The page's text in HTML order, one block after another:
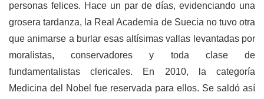
personas felices. Hace un par de días, evidenciando una
grosera tardanza, la Real Academia de Suecia no tuvo otra
que animarse a burlar esas altísimas vallas levantadas por
moralistas, conservadores y toda clase de
fundamentalistas clericales. En 2010, la categoría
Medicina del Nobel fue reservada para ellos. Se saldó así